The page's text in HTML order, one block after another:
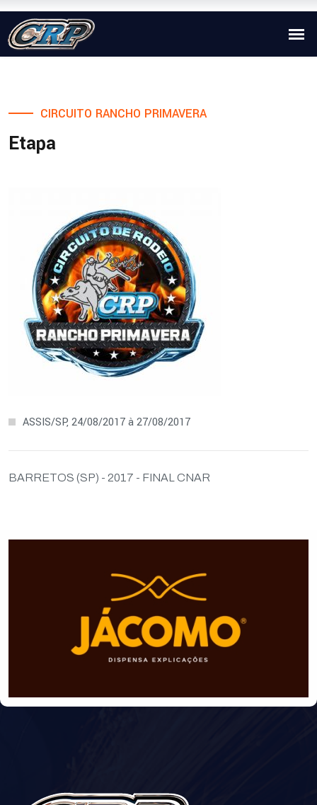
CIRCUITO RANCHO PRIMAVERA
Etapa
ASSIS/SP, 24/08/2017 à 27/08/2017
BARRETOS (SP) - 2017 - FINAL CNAR